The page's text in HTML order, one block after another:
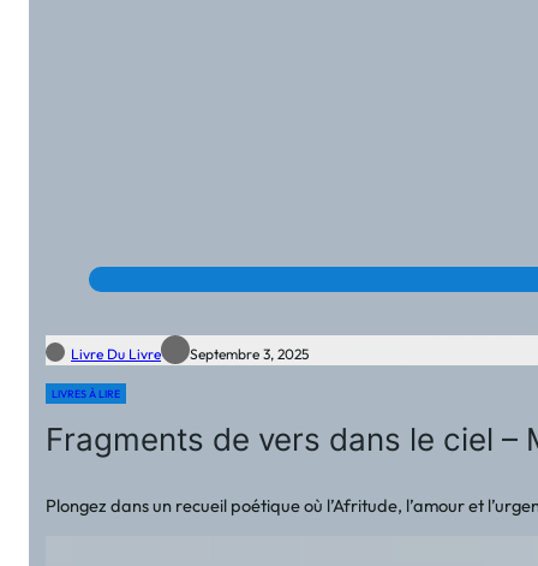
Livre Du Livre Septembre 3, 2025
LIVRES À LIRE
Fragments de vers dans le ciel
Plongez dans un recueil poétique où l’Afritude, l’amour et